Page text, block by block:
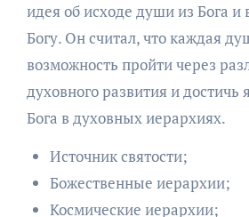
идея об исходе души из Бога и
Богу. Он считал, что каждая
возможность пройти через
духовного развития и достичь
Бога в духовных иерархиях.
Источник святости;
Божественные иерархии;
Космические иерархии;